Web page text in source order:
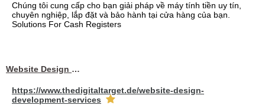
Chúng tôi cung cấp cho bạn giải pháp về máy tính tiền uy tín,
chuyên nghiệp, lắp đặt và bảo hành tại cửa hàng của bạn.
Solutions For Cash Registers
Website Design Services berin
https://www.thedigitaltarget.de/website-design-
development-services